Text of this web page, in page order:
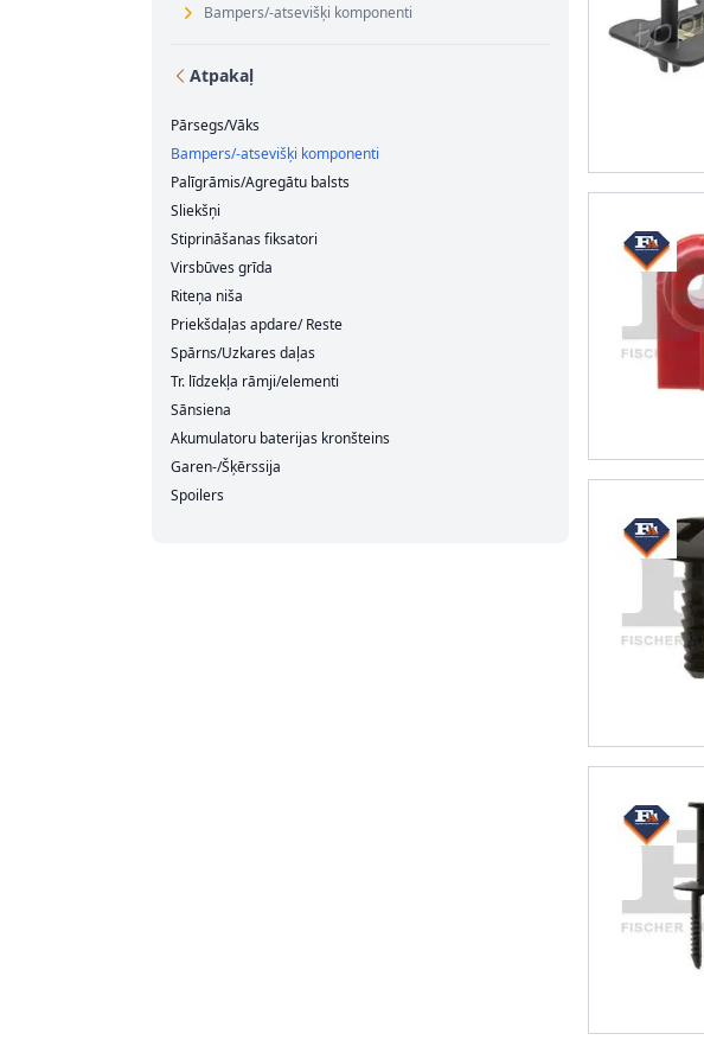
Bampers/-atsevišķi komponenti
Atpakaļ
Pārsegs/Vāks
Bampers/-atsevišķi komponenti
Palīgrāmis/Agregātu balsts
Sliekšņi
Stiprināšanas fiksatori
Virsbūves grīda
Riteņa niša
Priekšdaļas apdare/ Reste
Spārns/Uzkares daļas
Tr. līdzekļa rāmji/elementi
Sānsiena
Akumulatoru baterijas kronšteins
Garen-/Šķērssija
Spoilers